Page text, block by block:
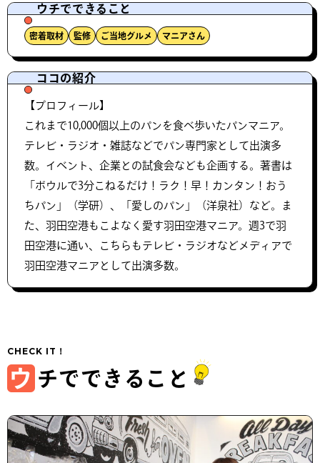
ウチでできること
密着取材 監修 ご当地グルメ マニアさん
ココの紹介
【プロフィール】
これまで10,000個以上のパンを食べ歩いたパンマニア。
テレビ・ラジオ・雑誌などでパン専門家として出演多
数。イベント、企業との試食会なども企画する。著書は
「ボウルで3分こねるだけ！ラク！早！カンタン！おう
ちパン」（学研）、「愛しのパン」（洋泉社）など。ま
た、羽田空港もこよなく愛す羽田空港マニア。週3で羽
田空港に通い、こちらもテレビ・ラジオなどメディアで
羽田空港マニアとして出演多数。
ウ チでできること